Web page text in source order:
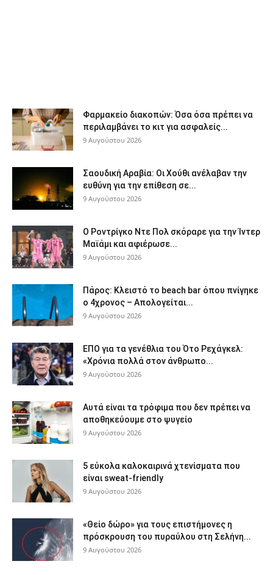
Φαρμακείο διακοπών: Όσα όσα πρέπει να
περιλαμβάνει το κιτ για ασφαλείς...
9 Αυγούστου 2026
Σαουδική Αραβία: Οι Χούθι ανέλαβαν την
ευθύνη για την επίθεση σε...
9 Αυγούστου 2026
Ο Ροντρίγκο Ντε Πολ σκόραρε για την Ίντερ
Μαϊάμι και αφιέρωσε...
9 Αυγούστου 2026
Πάρος: Κλειστό το beach bar όπου πνίγηκε
ο 4χρονος – Απολογείται...
9 Αυγούστου 2026
ΕΠΟ για τα γενέθλια του Ότο Ρεχάγκελ:
«Χρόνια πολλά στον άνθρωπο...
9 Αυγούστου 2026
Αυτά είναι τα τρόφιμα που δεν πρέπει να
αποθηκεύουμε στο ψυγείο
9 Αυγούστου 2026
5 εύκολα καλοκαιρινά χτενίσματα που
είναι sweat-friendly
9 Αυγούστου 2026
«Θείο δώρο» για τους επιστήμονες η
πρόσκρουση του πυραύλου στη Σελήνη...
9 Αυγούστου 2026